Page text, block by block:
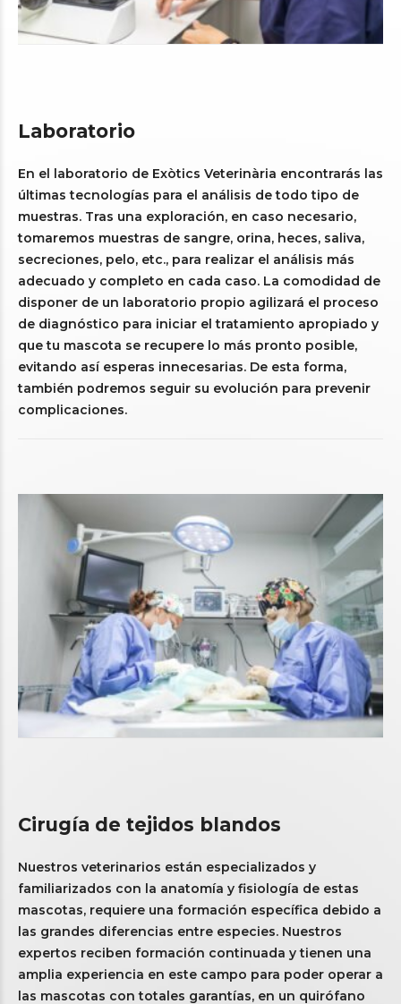
Laboratorio
En el laboratorio de Exòtics Veterinària encontrarás las
últimas tecnologías para el análisis de todo tipo de
muestras. Tras una exploración, en caso necesario,
tomaremos muestras de sangre, orina, heces, saliva,
secreciones, pelo, etc., para realizar el análisis más
adecuado y completo en cada caso. La comodidad de
disponer de un laboratorio propio agilizará el proceso
de diagnóstico para iniciar el tratamiento apropiado y
que tu mascota se recupere lo más pronto posible,
evitando así esperas innecesarias. De esta forma,
también podremos seguir su evolución para prevenir
complicaciones.
Cirugía de tejidos blandos
Nuestros veterinarios están especializados y
familiarizados con la anatomía y fisiología de estas
mascotas, requiere una formación específica debido a
las grandes diferencias entre especies. Nuestros
expertos reciben formación continuada y tienen una
amplia experiencia en este campo para poder operar a
las mascotas con totales garantías, en un quirófano